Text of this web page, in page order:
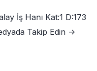
İş Hanı Kat:1 D:173
Takip Edin ->